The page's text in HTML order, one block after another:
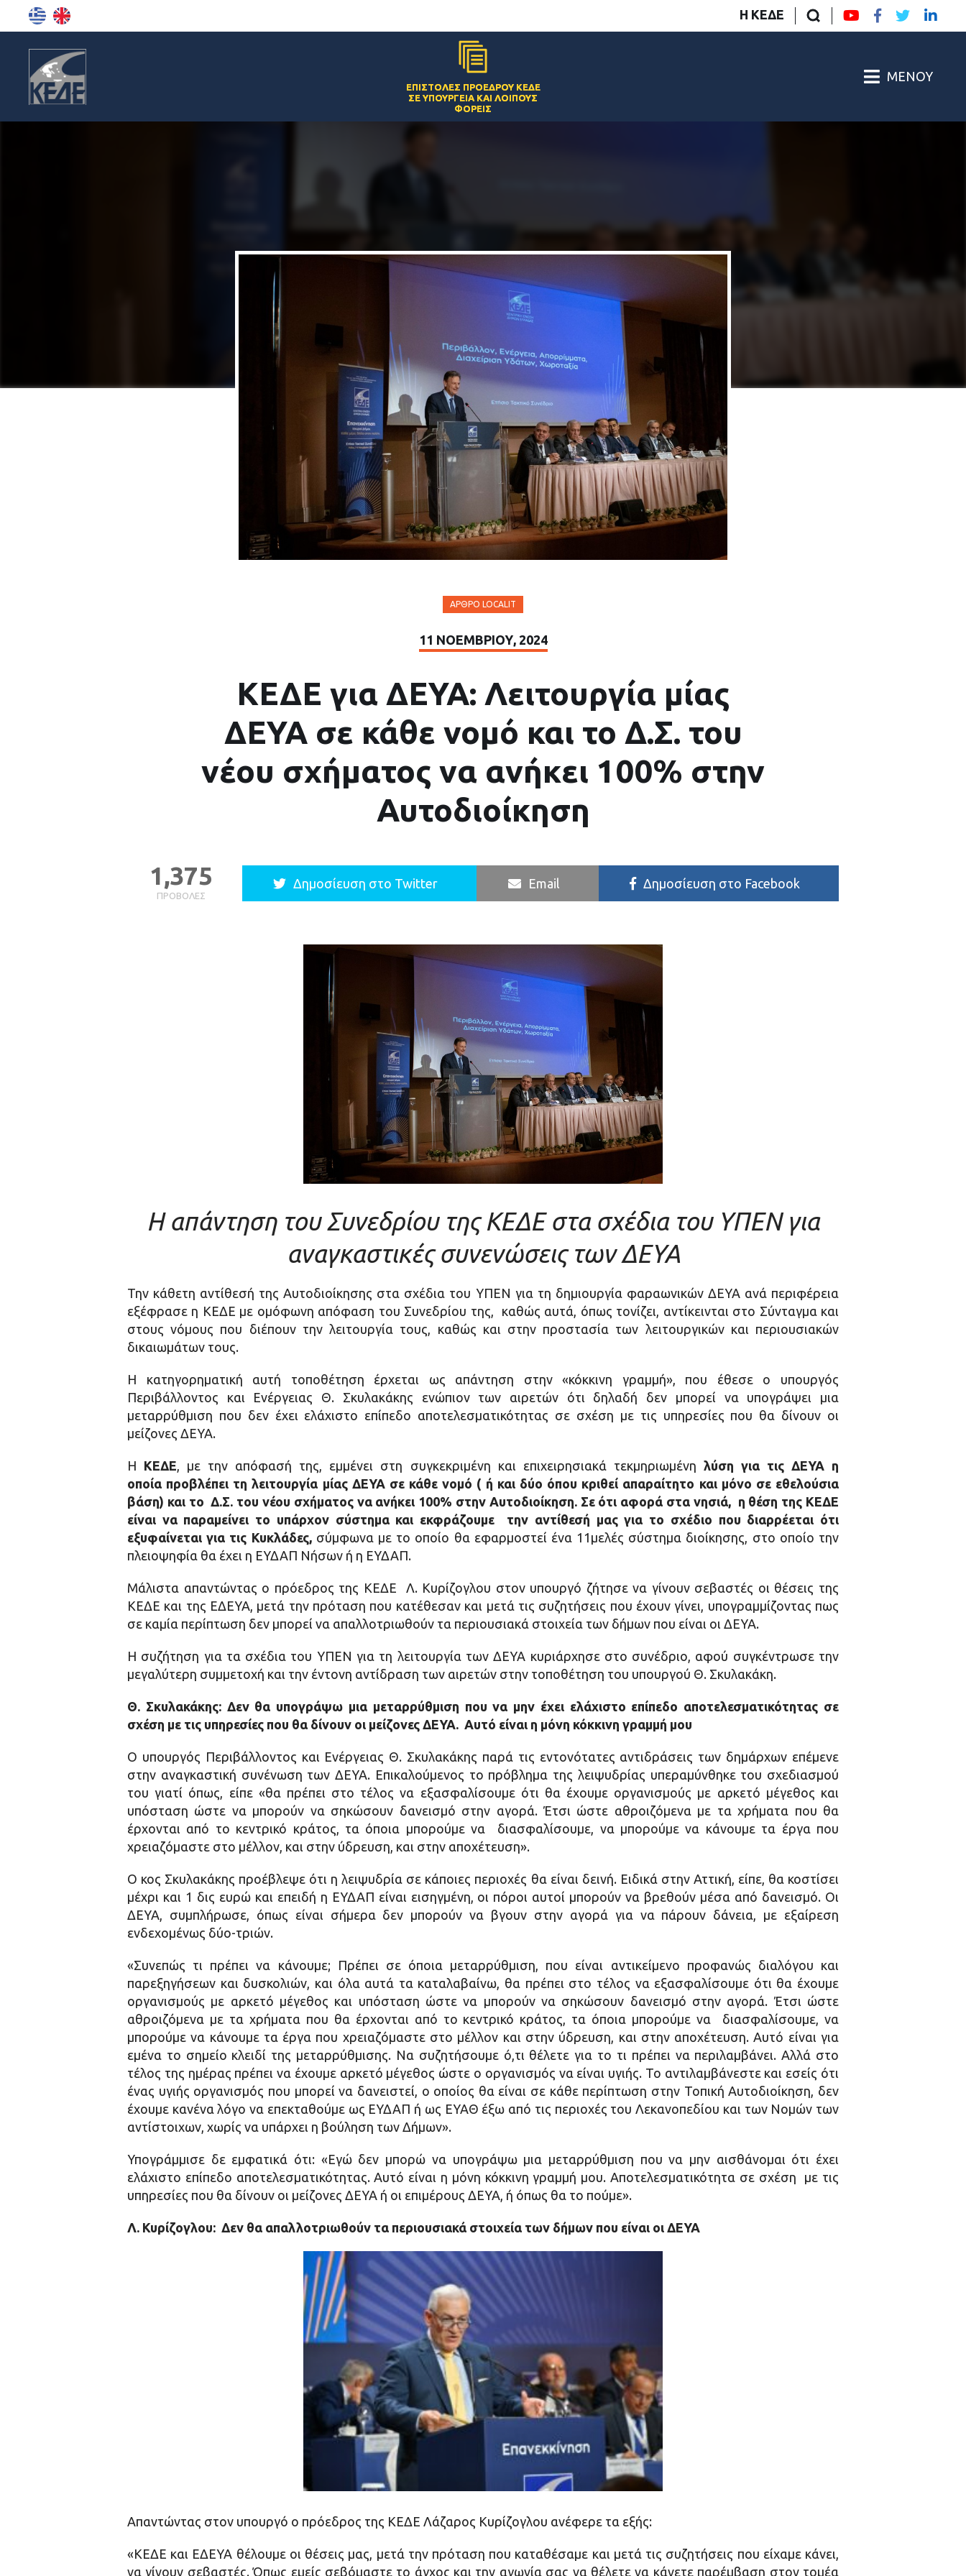
Η ΚΕΔΕ
ΕΠΙΣΤΟΛΈΣ ΠΡΟΈΔΡΟΥ ΚΕΔΕ
ΣΕ ΥΠΟΥΡΓΕΊΑ ΚΑΙ ΛΟΙΠΟΎΣ
ΦΟΡΕΊΣ
ΜΕΝΟΎ
ΆΡΘΡΟ LOCALIT
11 ΝΟΕΜΒΡΊΟΥ, 2024
ΚΕΔΕ για ΔΕΥΑ: Λειτουργία μίας
ΔΕΥΑ σε κάθε νομό και το Δ.Σ. του
νέου σχήματος να ανήκει 100% στην
Αυτοδιοίκηση
ΠΡΟΒΟΛΈΣ
1,375 Δημοσίευση στο Twitter Email Δημοσίευση στο Facebook
Η απάντηση του Συνεδρίου της ΚΕΔΕ στα σχέδια του ΥΠΕΝ για
αναγκαστικές συνενώσεις των ΔΕΥΑ
Την κάθετη αντίθεσή της Αυτοδιοίκησης στα σχέδια του ΥΠΕΝ για τη δημιουργία φαραωνικών ΔΕΥΑ ανά περιφέρεια
εξέφρασε η ΚΕΔΕ με ομόφωνη απόφαση του Συνεδρίου της, καθώς αυτά, όπως τονίζει, αντίκεινται στο Σύνταγμα και
στους νόμους που διέπουν την λειτουργία τους, καθώς και στην προστασία των λειτουργικών και περιουσιακών
δικαιωμάτων τους.
Η κατηγορηματική αυτή τοποθέτηση έρχεται ως απάντηση στην «κόκκινη γραμμή», που έθεσε ο υπουργός
Περιβάλλοντος και Ενέργειας Θ. Σκυλακάκης ενώπιον των αιρετών ότι δηλαδή δεν μπορεί να υπογράψει μια
μεταρρύθμιση που δεν έχει ελάχιστο επίπεδο αποτελεσματικότητας σε σχέση με τις υπηρεσίες που θα δίνουν οι
μείζονες ΔΕΥΑ.
Η ΚΕΔΕ, με την απόφασή της, εμμένει στη συγκεκριμένη και επιχειρησιακά τεκμηριωμένη λύση για τις ΔΕΥΑ η
οποία προβλέπει τη λειτουργία μίας ΔΕΥΑ σε κάθε νομό ( ή και δύο όπου κριθεί απαραίτητο και μόνο σε εθελούσια
βάση) και το Δ.Σ. του νέου σχήματος να ανήκει 100% στην Αυτοδιοίκηση. Σε ότι αφορά στα νησιά, η θέση της ΚΕΔΕ
είναι να παραμείνει το υπάρχον σύστημα και εκφράζουμε την αντίθεσή μας για το σχέδιο που διαρρέεται ότι
εξυφαίνεται για τις Κυκλάδες, σύμφωνα με το οποίο θα εφαρμοστεί ένα 11μελές σύστημα διοίκησης, στο οποίο την
πλειοψηφία θα έχει η ΕΥΔΑΠ Νήσων ή η ΕΥΔΑΠ.
Μάλιστα απαντώντας ο πρόεδρος της ΚΕΔΕ Λ. Κυρίζογλου στον υπουργό ζήτησε να γίνουν σεβαστές οι θέσεις της
ΚΕΔΕ και της ΕΔΕΥΑ, μετά την πρόταση που κατέθεσαν και μετά τις συζητήσεις που έχουν γίνει, υπογραμμίζοντας πως
σε καμία περίπτωση δεν μπορεί να απαλλοτριωθούν τα περιουσιακά στοιχεία των δήμων που είναι οι ΔΕΥΑ.
Η συζήτηση για τα σχέδια του ΥΠΕΝ για τη λειτουργία των ΔΕΥΑ κυριάρχησε στο συνέδριο, αφού συγκέντρωσε την
μεγαλύτερη συμμετοχή και την έντονη αντίδραση των αιρετών στην τοποθέτηση του υπουργού Θ. Σκυλακάκη.
Θ. Σκυλακάκης: Δεν θα υπογράψω μια μεταρρύθμιση που να μην έχει ελάχιστο επίπεδο αποτελεσματικότητας σε
σχέση με τις υπηρεσίες που θα δίνουν οι μείζονες ΔΕΥΑ. Αυτό είναι η μόνη κόκκινη γραμμή μου
Ο υπουργός Περιβάλλοντος και Ενέργειας Θ. Σκυλακάκης παρά τις εντονότατες αντιδράσεις των δημάρχων επέμενε
στην αναγκαστική συνένωση των ΔΕΥΑ. Επικαλούμενος το πρόβλημα της λειψυδρίας υπεραμύνθηκε του σχεδιασμού
του γιατί όπως, είπε «θα πρέπει στο τέλος να εξασφαλίσουμε ότι θα έχουμε οργανισμούς με αρκετό μέγεθος και
υπόσταση ώστε να μπορούν να σηκώσουν δανεισμό στην αγορά. Έτσι ώστε αθροιζόμενα με τα χρήματα που θα
έρχονται από το κεντρικό κράτος, τα όποια μπορούμε να διασφαλίσουμε, να μπορούμε να κάνουμε τα έργα που
χρειαζόμαστε στο μέλλον, και στην ύδρευση, και στην αποχέτευση».
Ο κος Σκυλακάκης προέβλεψε ότι η λειψυδρία σε κάποιες περιοχές θα είναι δεινή. Ειδικά στην Αττική, είπε, θα κοστίσει
μέχρι και 1 δις ευρώ και επειδή η ΕΥΔΑΠ είναι εισηγμένη, οι πόροι αυτοί μπορούν να βρεθούν μέσα από δανεισμό. Οι
ΔΕΥΑ, συμπλήρωσε, όπως είναι σήμερα δεν μπορούν να βγουν στην αγορά για να πάρουν δάνεια, με εξαίρεση
ενδεχομένως δύο-τριών.
«Συνεπώς τι πρέπει να κάνουμε; Πρέπει σε όποια μεταρρύθμιση, που είναι αντικείμενο προφανώς διαλόγου και
παρεξηγήσεων και δυσκολιών, και όλα αυτά τα καταλαβαίνω, θα πρέπει στο τέλος να εξασφαλίσουμε ότι θα έχουμε
οργανισμούς με αρκετό μέγεθος και υπόσταση ώστε να μπορούν να σηκώσουν δανεισμό στην αγορά. Έτσι ώστε
αθροιζόμενα με τα χρήματα που θα έρχονται από το κεντρικό κράτος, τα όποια μπορούμε να διασφαλίσουμε, να
μπορούμε να κάνουμε τα έργα που χρειαζόμαστε στο μέλλον και στην ύδρευση, και στην αποχέτευση. Αυτό είναι για
εμένα το σημείο κλειδί της μεταρρύθμισης. Να συζητήσουμε ό,τι θέλετε για το τι πρέπει να περιλαμβάνει. Αλλά στο
τέλος της ημέρας πρέπει να έχουμε αρκετό μέγεθος ώστε ο οργανισμός να είναι υγιής. Το αντιλαμβάνεστε και εσείς ότι
ένας υγιής οργανισμός που μπορεί να δανειστεί, ο οποίος θα είναι σε κάθε περίπτωση στην Τοπική Αυτοδιοίκηση, δεν
έχουμε κανένα λόγο να επεκταθούμε ως ΕΥΔΑΠ ή ως ΕΥΑΘ έξω από τις περιοχές του Λεκανοπεδίου και των Νομών των
αντίστοιχων, χωρίς να υπάρχει η βούληση των Δήμων».
Υπογράμμισε δε εμφατικά ότι: «Εγώ δεν μπορώ να υπογράψω μια μεταρρύθμιση που να μην αισθάνομαι ότι έχει
ελάχιστο επίπεδο αποτελεσματικότητας. Αυτό είναι η μόνη κόκκινη γραμμή μου. Αποτελεσματικότητα σε σχέση με τις
υπηρεσίες που θα δίνουν οι μείζονες ΔΕΥΑ ή οι επιμέρους ΔΕΥΑ, ή όπως θα το πούμε».
Λ. Κυρίζογλου: Δεν θα απαλλοτριωθούν τα περιουσιακά στοιχεία των δήμων που είναι οι ΔΕΥΑ
Απαντώντας στον υπουργό ο πρόεδρος της ΚΕΔΕ Λάζαρος Κυρίζογλου ανέφερε τα εξής:
«ΚΕΔΕ και ΕΔΕΥΑ θέλουμε οι θέσεις μας, μετά την πρόταση που καταθέσαμε και μετά τις συζητήσεις που είχαμε κάνει,
να γίνουν σεβαστές. Όπως εμείς σεβόμαστε το άγχος και την αγωνία σας να θέλετε να κάνετε παρέμβαση στον τομέα